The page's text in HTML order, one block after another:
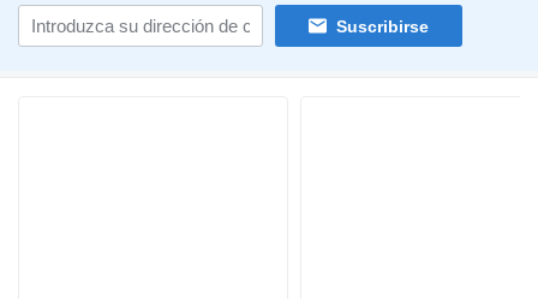
Suscribirse